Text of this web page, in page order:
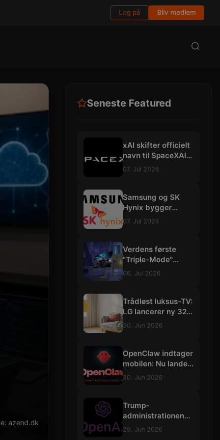
Log på Bliv medlem
azend.dk
Seneste Featured
xAI skifter officielt
navn til SpaceXAI:
Planlægger
rummet
07. Jul 2026
Samsung og SK
Hynix bygger
mega-fabrikker for
07. Jul 2026
Verdens første
"Triple-Mode"
gamingskærm:
06. Jul 2026
Trådløst luksus-TV:
LG lancerer ny 32-
tommers
batteri
30. Jun 2026
OpenClaw indtager
mobilen: Nu lander
de selvstændige
30. Jun 2026
Trump-
administrationen
bremser
29. Jun 2026